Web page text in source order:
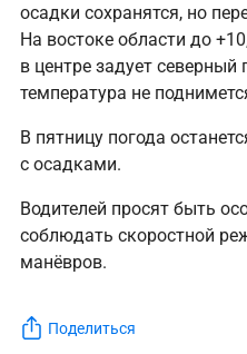
осадки сохранятся, но
На востоке области до
в центре задует северный
температура не
В пятницу погода
с осадками.
Водителей просят быть
соблюдать скоростной
манёвров.
Поделиться